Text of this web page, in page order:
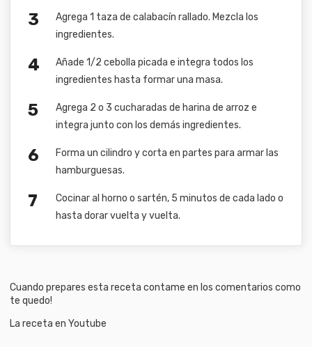
Agrega 1 taza de calabacín rallado. Mezcla los
ingredientes.
Añade 1/2 cebolla picada e integra todos los
ingredientes hasta formar una masa.
Agrega 2 o 3 cucharadas de harina de arroz e
integra junto con los demás ingredientes.
Forma un cilindro y corta en partes para armar las
hamburguesas.
Cocinar al horno o sartén, 5 minutos de cada lado o
hasta dorar vuelta y vuelta.
Cuando prepares esta receta contame en los comentarios como
te quedo!
La receta en Youtube